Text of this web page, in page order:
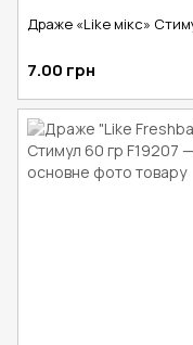
Драже «Like мікс»
7.00 грн